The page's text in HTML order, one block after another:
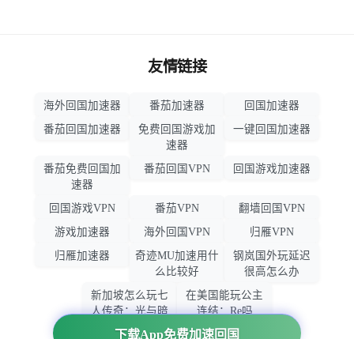
下载App免费加速回国
友情链接
海外回国加速器 番茄加速器
回国加速器
番茄回国加速器
免费回国游戏加
速器
一键回国加速器
番茄免费回国加
速器
番茄回国VPN 回国游戏加速器
回国游戏VPN 番茄VPN
翻墙回国VPN
游戏加速器
海外回国VPN
归雁VPN
归雁加速器
奇迹MU加速用什
么比较好
钢岚国外玩延迟
很高怎么办
新加坡怎么玩七
人传奇：光与暗
之交战
在美国能玩公主
连结：Re吗